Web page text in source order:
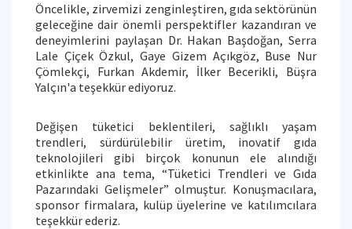
Öncelikle, zirvemizi zenginleştiren, gıda sektörünün
geleceğine dair önemli perspektifler kazandıran ve
deneyimlerini paylaşan Dr. Hakan Başdoğan, Serra
Lale Çiçek Özkul, Gaye Gizem Açıkgöz, Buse Nur
Çömlekçi, Furkan Akdemir, İlker Becerikli, Büşra
Yalçın'a teşekkür ediyoruz.
Değişen tüketici beklentileri, sağlıklı yaşam
trendleri, sürdürülebilir üretim, inovatif gıda
teknolojileri gibi birçok konunun ele alındığı
etkinlikte ana tema, “Tüketici Trendleri ve Gıda
Pazarındaki Gelişmeler” olmuştur. Konuşmacılara,
sponsor firmalara, kulüp üyelerine ve katılımcılara
teşekkür ederiz.